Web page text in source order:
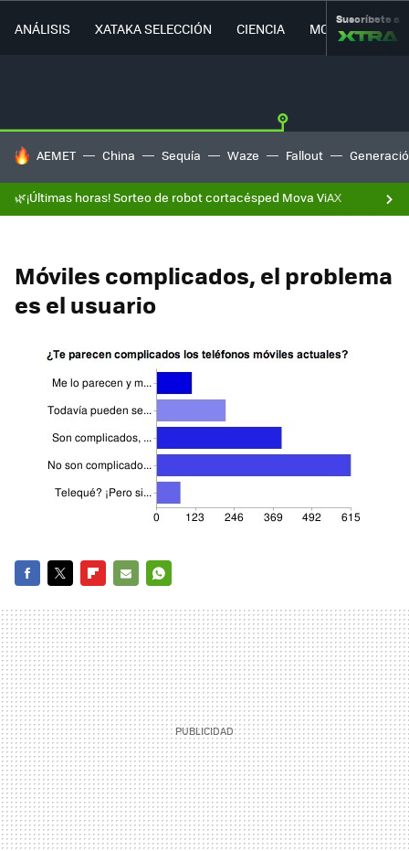
ANÁLISIS XATAKA SELECCIÓN CIENCIA MOVILIDAD
Suscríbete a
HOY SE HABLA DE
AEMET China Sequía Waze Fallout
🌿¡Últimas horas! Sorteo de robot cortacésped Mova ViAX
Móviles complicados, el problema
es el usuario
MAIL